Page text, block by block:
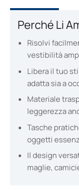
Perché Li
Risolvi
vestibilità
Libera il tuo
adatta sia a
Materiale
leggerezza
Tasche
oggetti
Il design
maglie,